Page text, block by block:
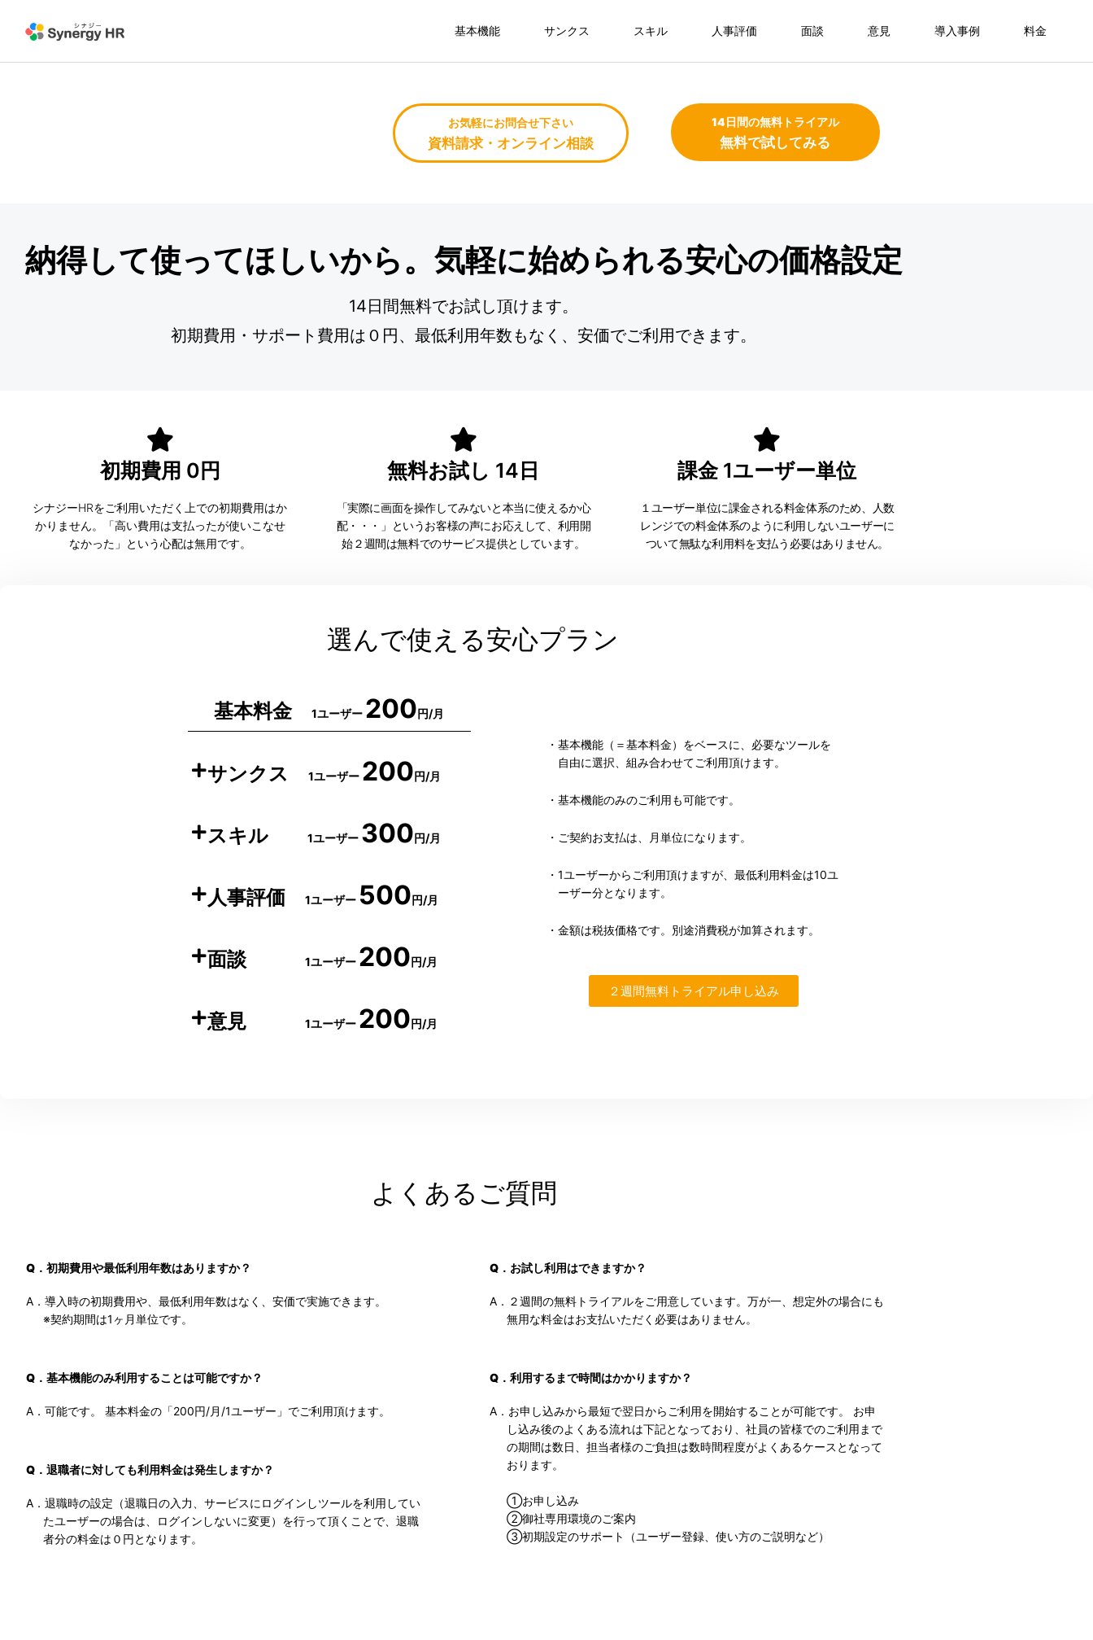
基本機能 サンクス スキル 人事評価 面談 意見 導入事例 料金
お気軽にお問合せ下さい
資料請求・オンライン相談
14日間の無料トライアル
無料で試してみる
納得して使ってほしいから。気軽に始められる安心の価格設定
14日間無料でお試し頂けます。
初期費用・サポート費用は０円、最低利用年数もなく、安価でご利用できます。
初期費用 0円
シナジーHRをご利用いただく上での初期費用はか
かりません。「高い費用は支払ったが使いこなせ
なかった」という心配は無用です。
無料お試し 14日
「実際に画面を操作してみないと本当に使えるか心
配・・・」というお客様の声にお応えして、利用開
始２週間は無料でのサービス提供としています。
課金 1ユーザー単位
１ユーザー単位に課金される料金体系のため、人数
レンジでの料金体系のように利用しないユーザーに
ついて無駄な利用料を支払う必要はありません。
選んで使える安心プラン
基本料金1ユーザー 200円/月
サンクス1ユーザー 200円/月
スキル1ユーザー 300円/月
人事評価1ユーザー 500円/月
面談1ユーザー 200円/月
意見1ユーザー 200円/月
・基本機能（＝基本料金）をベースに、必要なツールを
自由に選択、組み合わせてご利用頂けます。
・基本機能のみのご利用も可能です。
・ご契約お支払は、月単位になります。
・1ユーザーからご利用頂けますが、最低利用料金は10ユ
ーザー分となります。
・金額は税抜価格です。別途消費税が加算されます。
２週間無料トライアル申し込み
よくあるご質問
Q．初期費用や最低利用年数はありますか？
A．導入時の初期費用や、最低利用年数はなく、安価で実施できます。
※契約期間は1ヶ月単位です。
Q．基本機能のみ利用することは可能ですか？
A．可能です。 基本料金の「200円/月/1ユーザー」でご利用頂けます。
Q．退職者に対しても利用料金は発生しますか？
A．退職時の設定（退職日の入力、サービスにログインしツールを利用してい
たユーザーの場合は、ログインしないに変更）を行って頂くことで、退職
者分の料金は０円となります。
Q．お試し利用はできますか？
A．２週間の無料トライアルをご用意しています。万が一、想定外の場合にも
無用な料金はお支払いただく必要はありません。
Q．利用するまで時間はかかりますか？
A．お申し込みから最短で翌日からご利用を開始することが可能です。 お申
し込み後のよくある流れは下記となっており、社員の皆様でのご利用まで
の期間は数日、担当者様のご負担は数時間程度がよくあるケースとなって
おります。
①お申し込み
②御社専用環境のご案内
③初期設定のサポート（ユーザー登録、使い方のご説明など）